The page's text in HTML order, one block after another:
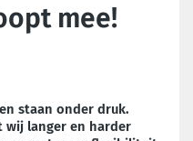
mee!
staan onder druk.
wij langer en harder